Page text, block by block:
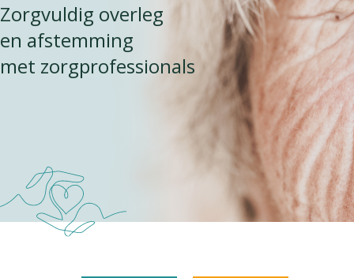
Zorgvuldig overleg
en afstemming
met zorgprofessionals